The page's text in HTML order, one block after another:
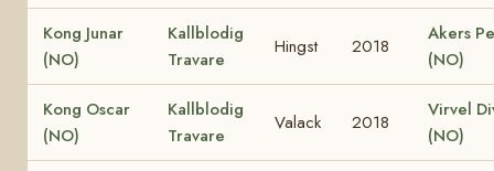
Kong Junar
(NO)
Kallblodig
Travare
Hingst 2018
Akers
(NO)
Kong Oscar
(NO)
Kallblodig
Travare
Valack 2018
Virvel
(NO)